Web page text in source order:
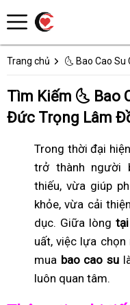
Trang chủ 🌜 Bao Cao Su
Tìm Kiếm 🌜 Bao
Đức Trọng Lâm
Trong thời đại
trở thành người
thiếu, vừa giúp
khỏe, vừa cải
dục. Giữa lòng
uất, việc lựa
mua bao cao su
luôn quan tâm.